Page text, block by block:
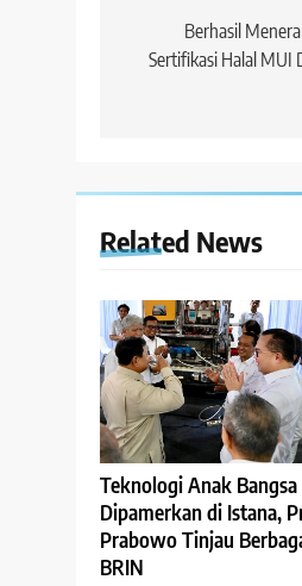
Berhasil
Sertifikasi Halal MUI
Related News
Teknologi Anak Bangsa
Dipamerkan di Istana,
Prabowo Tinjau
BRIN